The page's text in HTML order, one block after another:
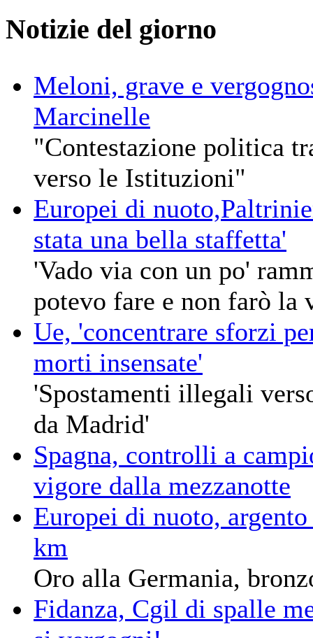
Notizie del giorno
Meloni, grave e
Marcinelle
"Contestazione politica
verso le Istituzioni"
Europei di
stata una bella staffetta'
'Vado via con un po'
potevo fare e non farò la
Ue, 'concentrare sforzi
morti insensate'
'Spostamenti illegali
da Madrid'
Spagna, controlli a
vigore dalla mezzanotte
Europei di nuoto,
km
Oro alla Germania,
Fidanza, Cgil di spalle